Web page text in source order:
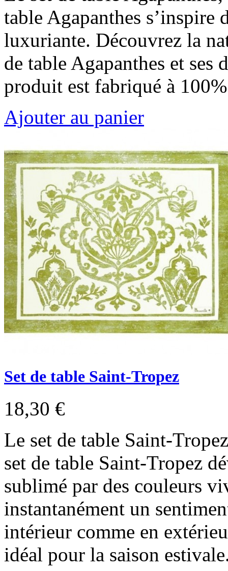
table Agapanthes
luxuriante. Découvrez la
de table Agapanthes et
produit est fabriqué à
Ajouter au panier
Set de table Saint-Tropez
18,30 €
Le set de table Saint-
set de table Saint-Tropez
sublimé par des couleurs
instantanément un
intérieur comme en
idéal pour la saison